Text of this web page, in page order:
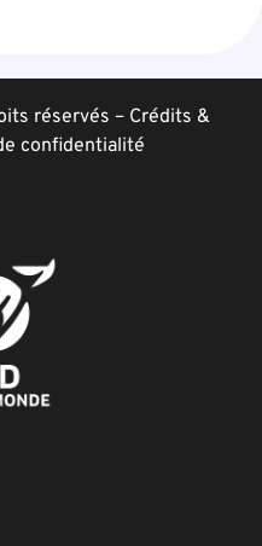
réservés – Crédits &
confidentialité